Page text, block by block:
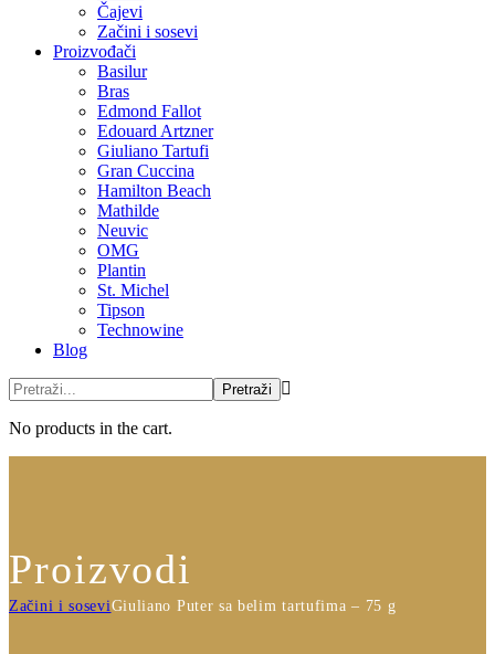
Čajevi
Začini i sosevi
Proizvođači
Basilur
Bras
Edmond Fallot
Edouard Artzner
Giuliano Tartufi
Gran Cuccina
Hamilton Beach
Mathilde
Neuvic
OMG
Plantin
St. Michel
Tipson
Technowine
Blog
No products in the cart.
Proizvodi
Začini i soseviGiuliano Puter sa belim tartufima – 75 g